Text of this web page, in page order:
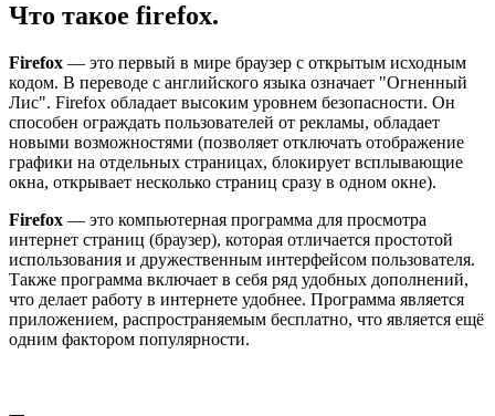
Что такое firefox.
Firefox — это первый в мире браузер с открытым исходным
кодом. В переводе с английского языка означает "Огненный
Лис". Firefox обладает высоким уровнем безопасности. Он
способен ограждать пользователей от рекламы, обладает
новыми возможностями (позволяет отключать отображение
графики на отдельных страницах, блокирует всплывающие
окна, открывает несколько страниц сразу в одном окне).
Firefox — это компьютерная программа для просмотра
интернет страниц (браузер), которая отличается простотой
использования и дружественным интерфейсом пользователя.
Также программа включает в себя ряд удобных дополнений,
что делает работу в интернете удобнее. Программа является
приложением, распространяемым бесплатно, что является ещё
одним фактором популярности.